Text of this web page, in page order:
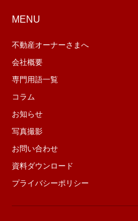
MENU
不動産オーナーさまへ
会社概要
専門用語一覧
コラム
お知らせ
写真撮影
お問い合わせ
資料ダウンロード
プライバシーポリシー